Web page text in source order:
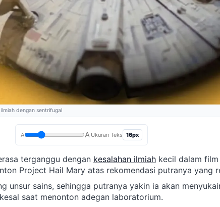
dengan sentrifugal
A A Ukuran Teks 16px
terganggu dengan kesalahan ilmiah kecil dalam
Project Hail Mary atas rekomendasi putranya yang
unsur sains, sehingga putranya yakin ia akan
saat menonton adegan laboratorium.